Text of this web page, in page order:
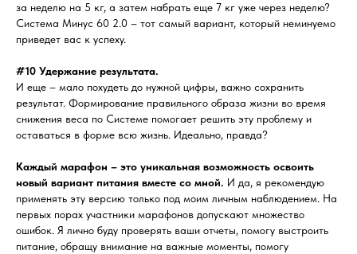
за неделю на 5 кг, а затем набрать еще 7 кг уже через неделю?
Система Минус 60 2.0 – тот самый вариант, который неминуемо
приведет вас к успеху.
#10 Удержание результата.
И еще – мало похудеть до нужной цифры, важно сохранить
результат. Формирование правильного образа жизни во время
снижения веса по Системе помогает решить эту проблему и
оставаться в форме всю жизнь. Идеально, правда?
Каждый марафон – это уникальная возможность освоить
новый вариант питания вместе со мной. И да, я рекомендую
применять эту версию только под моим личным наблюдением. На
первых порах участники марафонов допускают множество
ошибок. Я лично буду проверять ваши отчеты, помогу выстроить
питание, обращу внимание на важные моменты, помогу